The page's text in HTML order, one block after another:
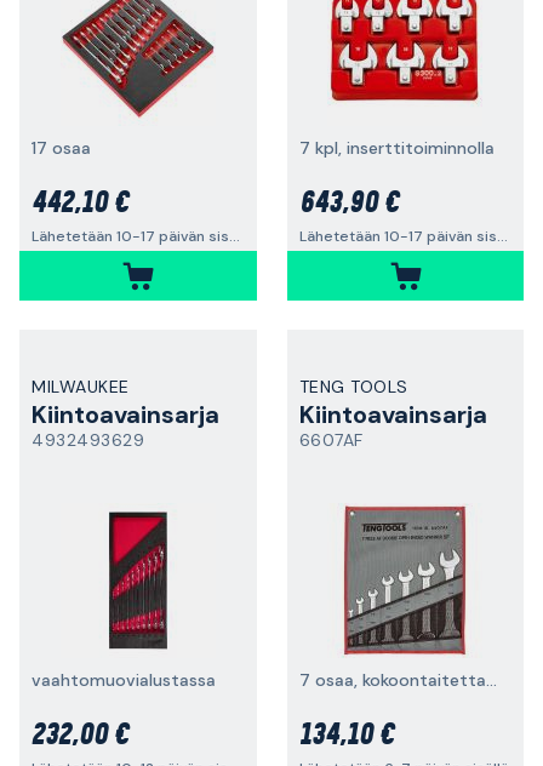
17 osaa
442,10 €
Lähetetään 10-17 päivän sisällä
7 kpl, inserttitoiminnolla
643,90 €
Lähetetään 10-17 päivän sisällä
MILWAUKEE
Kiintoavainsarja
4932493629
vaahtomuovialustassa
232,00 €
TENG TOOLS
Kiintoavainsarja
6607AF
7 osaa, kokoontaitettava säilytyslaukku
134,10 €